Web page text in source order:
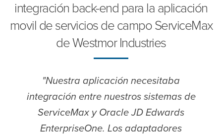
integración back-end para la aplicación
movil de servicios de campo ServiceMax
de Westmor Industries
"Nuestra aplicación necesitaba
integración entre nuestros sistemas de
ServiceMax y Oracle JD Edwards
EnterpriseOne. Los adaptadores